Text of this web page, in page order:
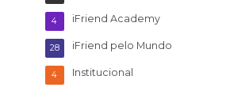
iFriend Academy
4
iFriend pelo Mundo
28
Institucional
4